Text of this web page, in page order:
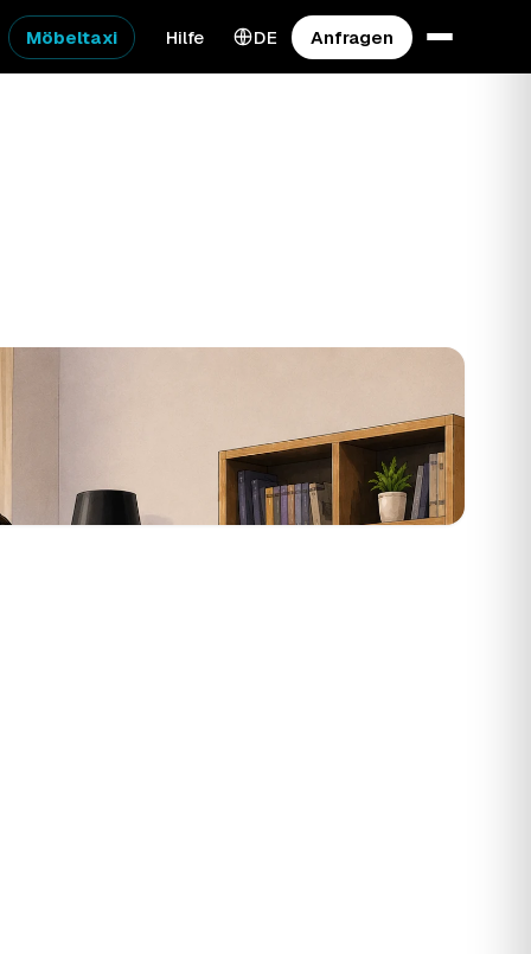
Möbeltaxi Hilfe DE Anfragen